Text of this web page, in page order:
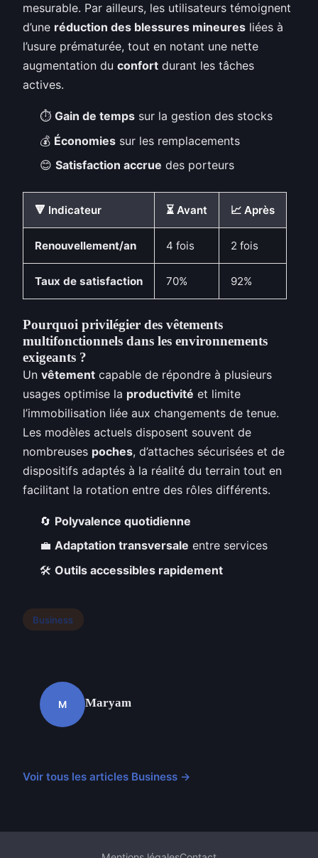
mesurable. Par ailleurs, les utilisateurs témoignent
d’une réduction des blessures mineures liées à
l’usure prématurée, tout en notant une nette
augmentation du confort durant les tâches
actives.
⏱️ Gain de temps sur la gestion des stocks
💰 Économies sur les remplacements
😊 Satisfaction accrue des porteurs
🔻 Indicateur ⏳ Avant 📈 Après
Renouvellement/an 4 fois 2 fois
Taux de satisfaction 70% 92%
Pourquoi privilégier des vêtements
multifonctionnels dans les environnements
exigeants ?
Un vêtement capable de répondre à plusieurs
usages optimise la productivité et limite
l’immobilisation liée aux changements de tenue.
Les modèles actuels disposent souvent de
nombreuses poches, d’attaches sécurisées et de
dispositifs adaptés à la réalité du terrain tout en
facilitant la rotation entre des rôles différents.
🔄 Polyvalence quotidienne
💼 Adaptation transversale entre services
🛠️ Outils accessibles rapidement
Business
M Maryam
Voir tous les articles Business →